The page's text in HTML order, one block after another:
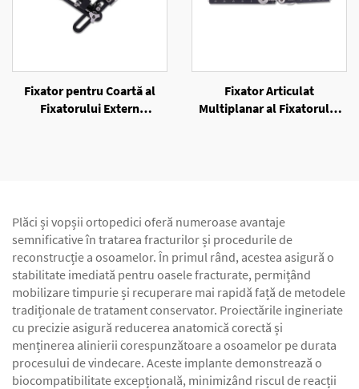
Fixator pentru Coartă al
Fixatorului Extern
Fixator Articulat
Multiplanar al Fixatorului
Plăci și vopșii ortopedici oferă numeroase avantaje
semnificative în tratarea fracturilor și procedurile de
reconstrucție a osoamelor. În primul rând, acestea asigură o
stabilitate imediată pentru oasele fracturate, permițând
mobilizare timpurie și recuperare mai rapidă față de metodele
tradiționale de tratament conservator. Proiectările ingineriate
cu precizie asigură reducerea anatomică corectă și
menținerea alinierii corespunzătoare a osoamelor pe durata
procesului de vindecare. Aceste implante demonstrează o
biocompatibilitate excepțională, minimizând riscul de reacții